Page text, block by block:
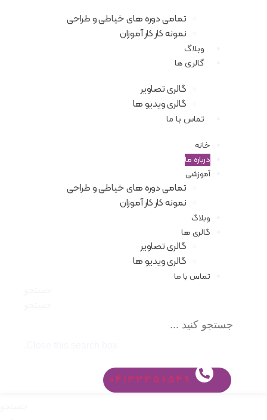
تمامی دوره های خیاطی و طراحی
نمونه کار کار آموزان
وبلاگ
گالری ها
گالری تصاویر
گالری ویدیو ها
تماس با ما
خانه
درباره ما
آموزشی
تمامی دوره های خیاطی و طراحی
نمونه کار کار آموزان
وبلاگ
گالری ها
گالری تصاویر
گالری ویدیو ها
تماس با ما
04133356549